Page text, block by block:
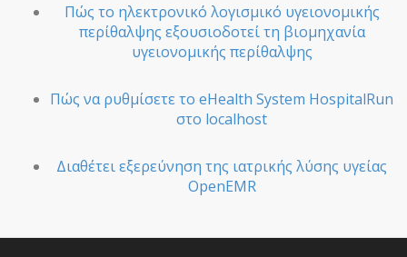
Πώς το ηλεκτρονικό λογισμικό υγειονομικής
περίθαλψης εξουσιοδοτεί τη βιομηχανία
υγειονομικής περίθαλψης
Πώς να ρυθμίσετε το eHealth System HospitalRun
στο localhost
Διαθέτει εξερεύνηση της ιατρικής λύσης υγείας
OpenEMR